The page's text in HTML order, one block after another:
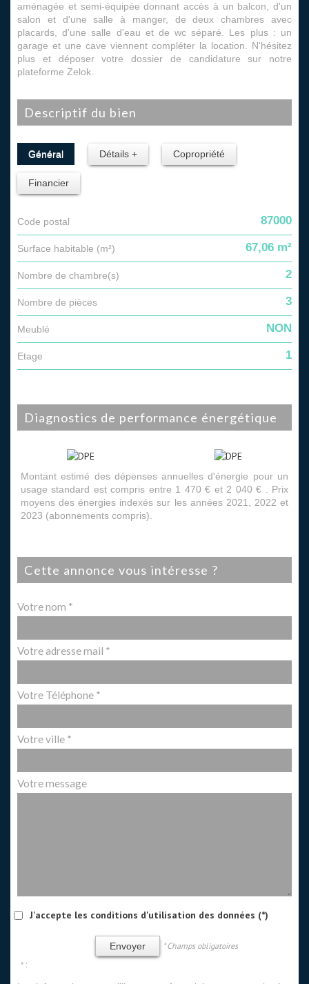
aménagée et semi-équipée donnant accès à un balcon, d'un
salon et d'une salle à manger, de deux chambres avec
placards, d'une salle d'eau et de wc séparé. Les plus : un
garage et une cave viennent compléter la location. N'hésitez
plus et déposer votre dossier de candidature sur notre
plateforme Zelok.
descriptif du bien
Général Détails + Copropriété
Financier
Code postal 87000
Surface habitable (m²) 67,06 m²
Nombre de chambre(s) 2
Nombre de pièces 3
Meublé NON
Etage 1
diagnostics de performance énergétique
Montant estimé des dépenses annuelles d'énergie pour un
usage standard est compris entre 1 470 € et 2 040 € . Prix
moyens des énergies indexés sur les années 2021, 2022 et
2023 (abonnements compris).
cette annonce vous intéresse ?
Votre nom *
Votre adresse mail *
Votre Téléphone *
Votre ville *
Votre message
J'accepte les conditions d'utilisation des données (*)
Envoyer * Champs obligatoires
* :